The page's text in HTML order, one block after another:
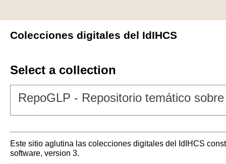
Colecciones digitales del IdIHCS
Select a collection
RepoGLP - Repositorio temático
Este sitio aglutina las colecciones digitales del IdIHCS
software, version 3.